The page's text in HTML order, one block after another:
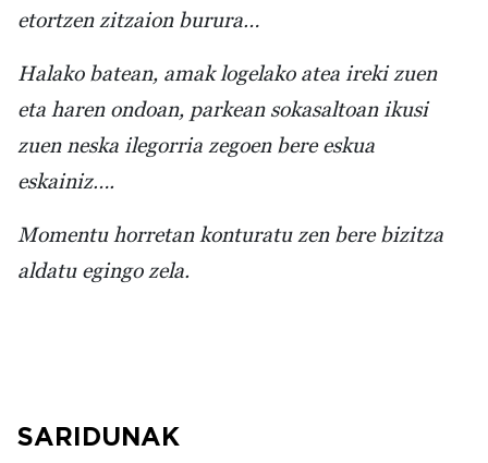
etortzen zitzaion burura…
Halako batean, amak logelako atea ireki zuen
eta haren ondoan, parkean sokasaltoan ikusi
zuen neska ilegorria zegoen bere eskua
eskainiz….
Momentu horretan konturatu zen bere bizitza
aldatu egingo zela.
SARIDUNAK